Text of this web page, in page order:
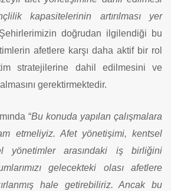
kapasitelerinin artırılması yer
doğrudan ilgilendiği bu
afetlere karşı daha aktif bir rol
stratejilerine dahil edilmesini ve
gerektirmektedir.
“Bu konuda yapılan çalışmalara
etmeliyiz. Afet yönetişimi, kentsel
yönetimler arasındaki iş birliğini
gelecekteki olası afetlere
hale getirebiliriz. Ancak bu